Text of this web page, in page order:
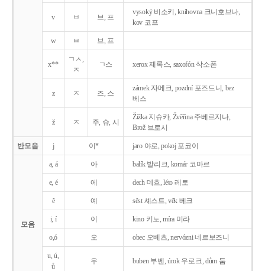
v ㅂ 브, 프
vysoký 비소키, knihovna 크니호브나,
kov 코프
w ㅂ 브, 프
x**
ㄱㅅ,
ㅈ
ㄱ스 xerox 제록스, saxofón 삭소폰
z ㅈ 즈, 스
zámek 자메크, pozdní 포즈드니, bez
베스
ž ㅈ 주, 슈, 시
Žižka 지슈카, Žvěřina 주베르지나,
Brož 브로시
반모음 j 이* jaro 야로, pokoj 포코이
모음
a, á 아 balík 발리크, komár 코마르
e, é 에 dech 데흐, léto 레토
ě 예 sěst 셰스트, věk 베크
i, í 이 kino 키노, míra 미라
o,ó 오 obec 오베츠, nervózni 네르보즈니
u, ú,
ů
우 buben 부벤, úrok 우로크, dům 둠